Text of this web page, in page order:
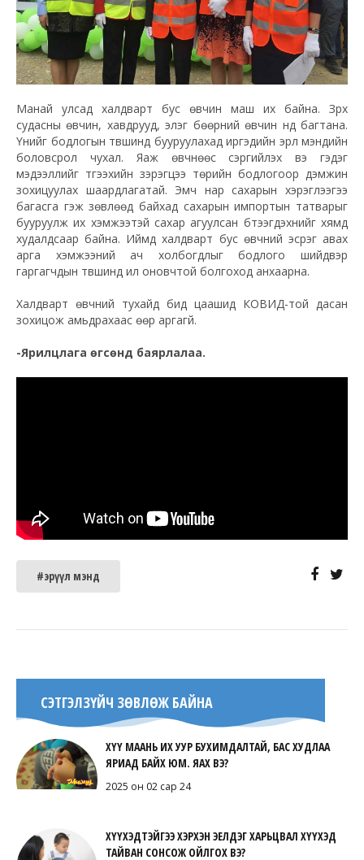
Манай улсад халдварт бус өвчин маш их байна. Зүрх
судасны өвчин, хавдрууд, элэг бөөрний өвчин үүнд багтана.
Үүнийг бодлогын түвшинд бууруулахад иргэдийн эрүүл мэндийн
боловсрол чухал. Яаж өвчнөөс сэргийлэх вэ гэдэг
мэдээллийг түгээхийн зэрэгцээ төрийн бодлогоор дэмжин
зохицуулах шаардлагатай. Эмч нар сахарын хэрэглээгээ
багасга гэж зөвлөөд байхад сахарын импортын татварыг
бууруулж их хэмжээтэй сахар агуулсан бүтээгдэхүүнийг хямд
худалдсаар байна. Иймд халдварт бус өвчний эсрэг авах
арга хэмжээний ач холбогдлыг бодлого шийдвэр
гаргагчдын түвшинд илүү оновчтой болгоход анхаарна.
Халдварт өвчний тухайд бид цаашид КОВИД-той дасан
зохицож амьдрахаас өөр аргагүй.
-Ярилцлага өгсөнд баярлалаа.
#эрүүл мэнд
СЭТГЭЛЗҮЙЧ ЗӨВЛӨЖ БАЙНА
ХҮҮ МААНЬ ИХ УУР БУХИМДАЛТАЙ, БАС ХУДЛАА
ЯРИАД БАЙХ ЮМ. ЯАХ ВЭ?
2025 он 02 сар 24
ХҮҮХЭДТЭЙГЭЭ ХЭРХЭН ЭЕЛДЭГ ХАРЬЦВАЛ ХҮҮХЭД
ТАЙВАН СОНСОЖ ОЙЛГОХ ВЭ?